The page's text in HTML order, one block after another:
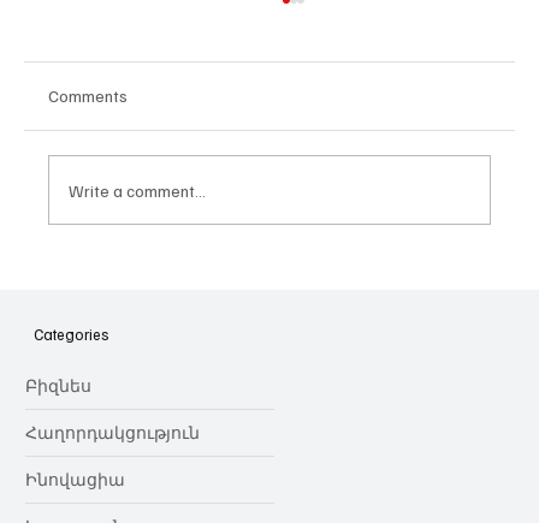
նվիրում որոշում
Comments
Write a comment...
Categories
Բիզնես
Հաղորդակցություն
Ինովացիա